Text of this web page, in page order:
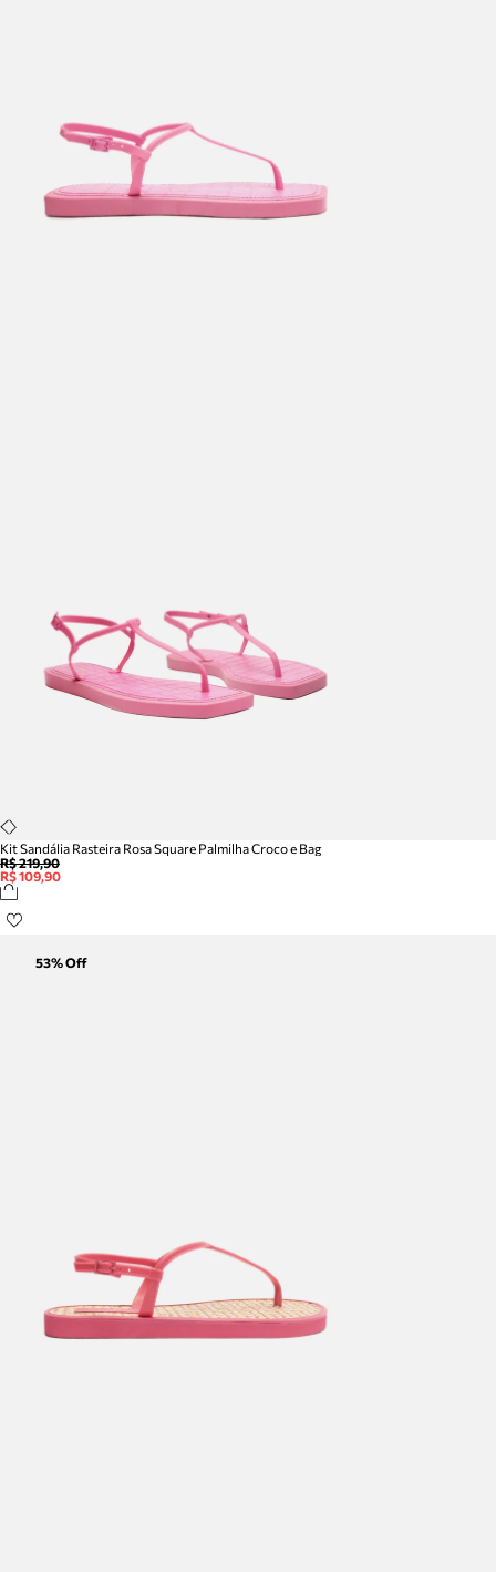
Kit Sandália Rasteira Rosa Square Palmilha Croco e Bag
R$ 219,90
R$ 109,90
53% Off